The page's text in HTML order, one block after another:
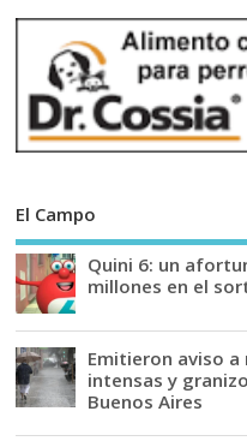
El Campo
Quini 6: un
millones en el
Emitieron aviso
intensas y
Buenos Aires